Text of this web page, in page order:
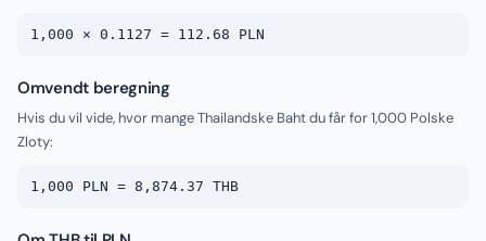
1,000 × 0.1127 = 112.68 PLN
Omvendt beregning
Hvis du vil vide, hvor mange Thailandske Baht du får for 1,000 Polske
Zloty:
1,000 PLN = 8,874.37 THB